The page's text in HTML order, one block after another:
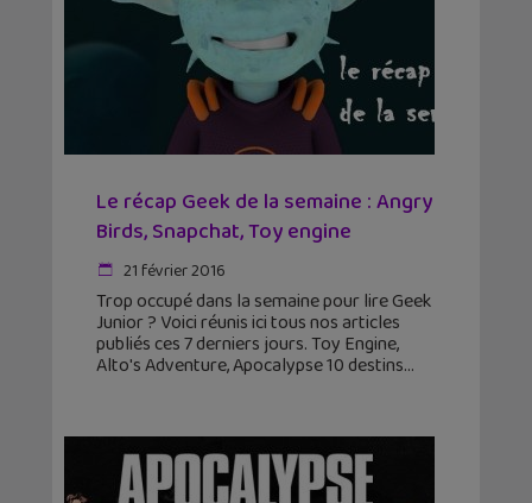
Le récap Geek de la semaine : Angry
Birds, Snapchat, Toy engine
21 février 2016
Trop occupé dans la semaine pour lire Geek
Junior ? Voici réunis ici tous nos articles
publiés ces 7 derniers jours. Toy Engine,
Alto's Adventure, Apocalypse 10 destins